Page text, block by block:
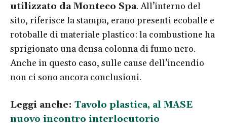
utilizzato da Monteco Spa. All’interno del
sito, riferisce la stampa, erano presenti ecoballe e
rotoballe di materiale plastico: la combustione ha
sprigionato una densa colonna di fumo nero.
Anche in questo caso, sulle cause dell’incendio
non ci sono ancora conclusioni.
Leggi anche: Tavolo plastica, al MASE
nuovo incontro interlocutorio